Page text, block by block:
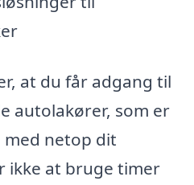
at du får adgang til
autolakører, som er
netop dit
ikke at bruge timer